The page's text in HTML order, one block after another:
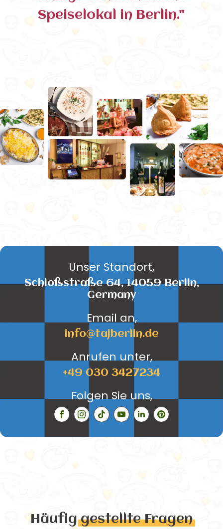
Speiselokal in Berlin."
Unser Standort,
Schloßstraße 64, 14059 Berlin,
Germany
Email an,
info@tajberlin.de
Anrufen unter,
+49 030 3427234
Folgen Sie uns,
Häufiggestellte Fragen